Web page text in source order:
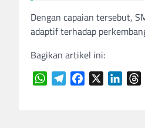
Dengan capaian tersebut,
adaptif terhadap
Bagikan artikel ini:
WhatsAppTelegramFacebook